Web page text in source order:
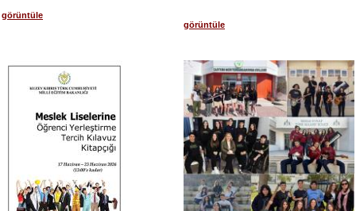
görüntüle
görüntüle